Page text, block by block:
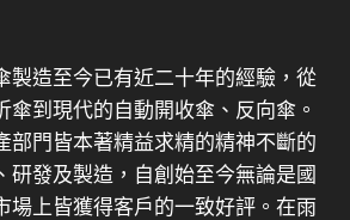
製造至今已有近二十年的經驗，從
傘到現代的自動開收傘、反向傘。
部門皆本著精益求精的精神不斷的
研發及製造，自創始至今無論是國
場上皆獲得客戶的一致好評。在雨